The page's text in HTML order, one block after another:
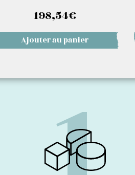
198,54€
Ajouter au panier